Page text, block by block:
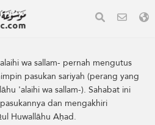
wa sallam- pernah mengutus
pasukan sariyah (perang yang
'alaihi wa sallam-). Sahabat ini
dan mengakhiri
Huwallāhu Aḥad.